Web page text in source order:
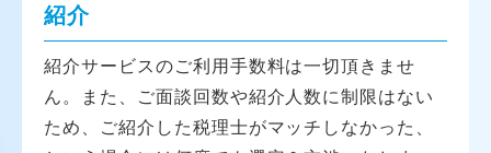
紹介
紹介サービスのご利用手数料は一切頂きませ
ん。また、ご面談回数や紹介人数に制限はない
ため、ご紹介した税理士がマッチしなかった、